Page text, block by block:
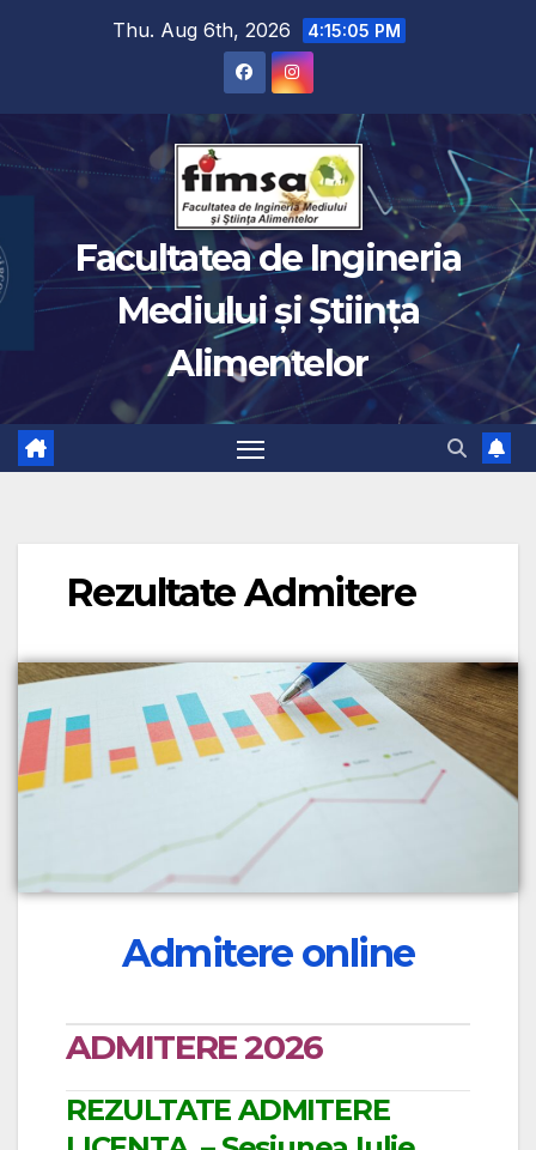
Thu. Aug 6th, 2026 4:15:06 PM
Facultatea de Ingineria
Mediului și Știința
Alimentelor
Rezultate Admitere
Admitere online
ADMITERE 2026
REZULTATE ADMITERE